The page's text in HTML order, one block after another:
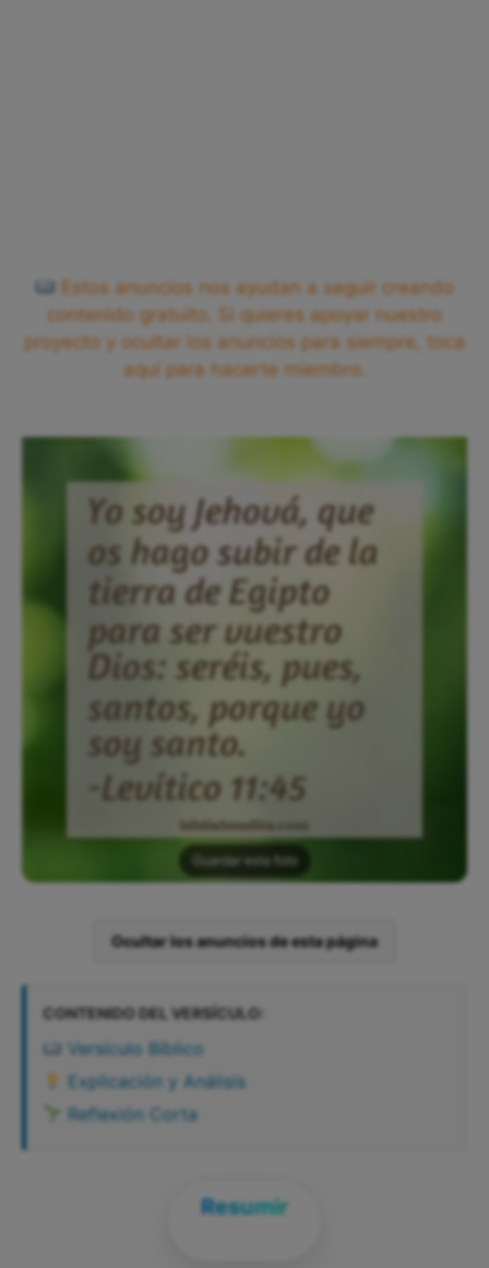
Estos anuncios nos ayudan a seguir creando
contenido gratuito. Si quieres apoyar nuestro
proyecto y ocultar los anuncios para siempre, toca
aquí para hacerte miembro.
Guardar esta foto
Ocultar los anuncios de esta página
CONTENIDO DEL VERSÍCULO:
Versículo Bíblico
Explicación y Análisis
Reflexión Corta
Resumir